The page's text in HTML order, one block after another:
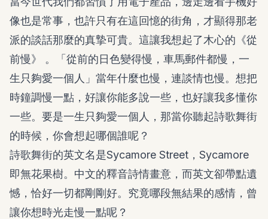
像也是常事，也許只有在這回憶的街角，才顯得那老
派的談話那麼的真摯可貴。這讓我想起了木心的《從
前慢》 。「從前的日色變得慢，車馬郵件都慢，一
生只夠愛一個人」當年什麼也慢，連談情也慢。想把
時鐘調慢一點，好讓你能多說一些，也好讓我多懂你
一些。要是一生只夠愛一個人，那當你聽起詩歌舞街
的時候，你會想起哪個誰呢？
詩歌舞街的英文名是Sycamore Street，Sycamore
即無花果樹。中文的釋音詩情畫意，而英文卻帶點遺
憾，恰好一切都剛剛好。究竟哪段無結果的感情，曾
讓你想時光走慢一點呢？